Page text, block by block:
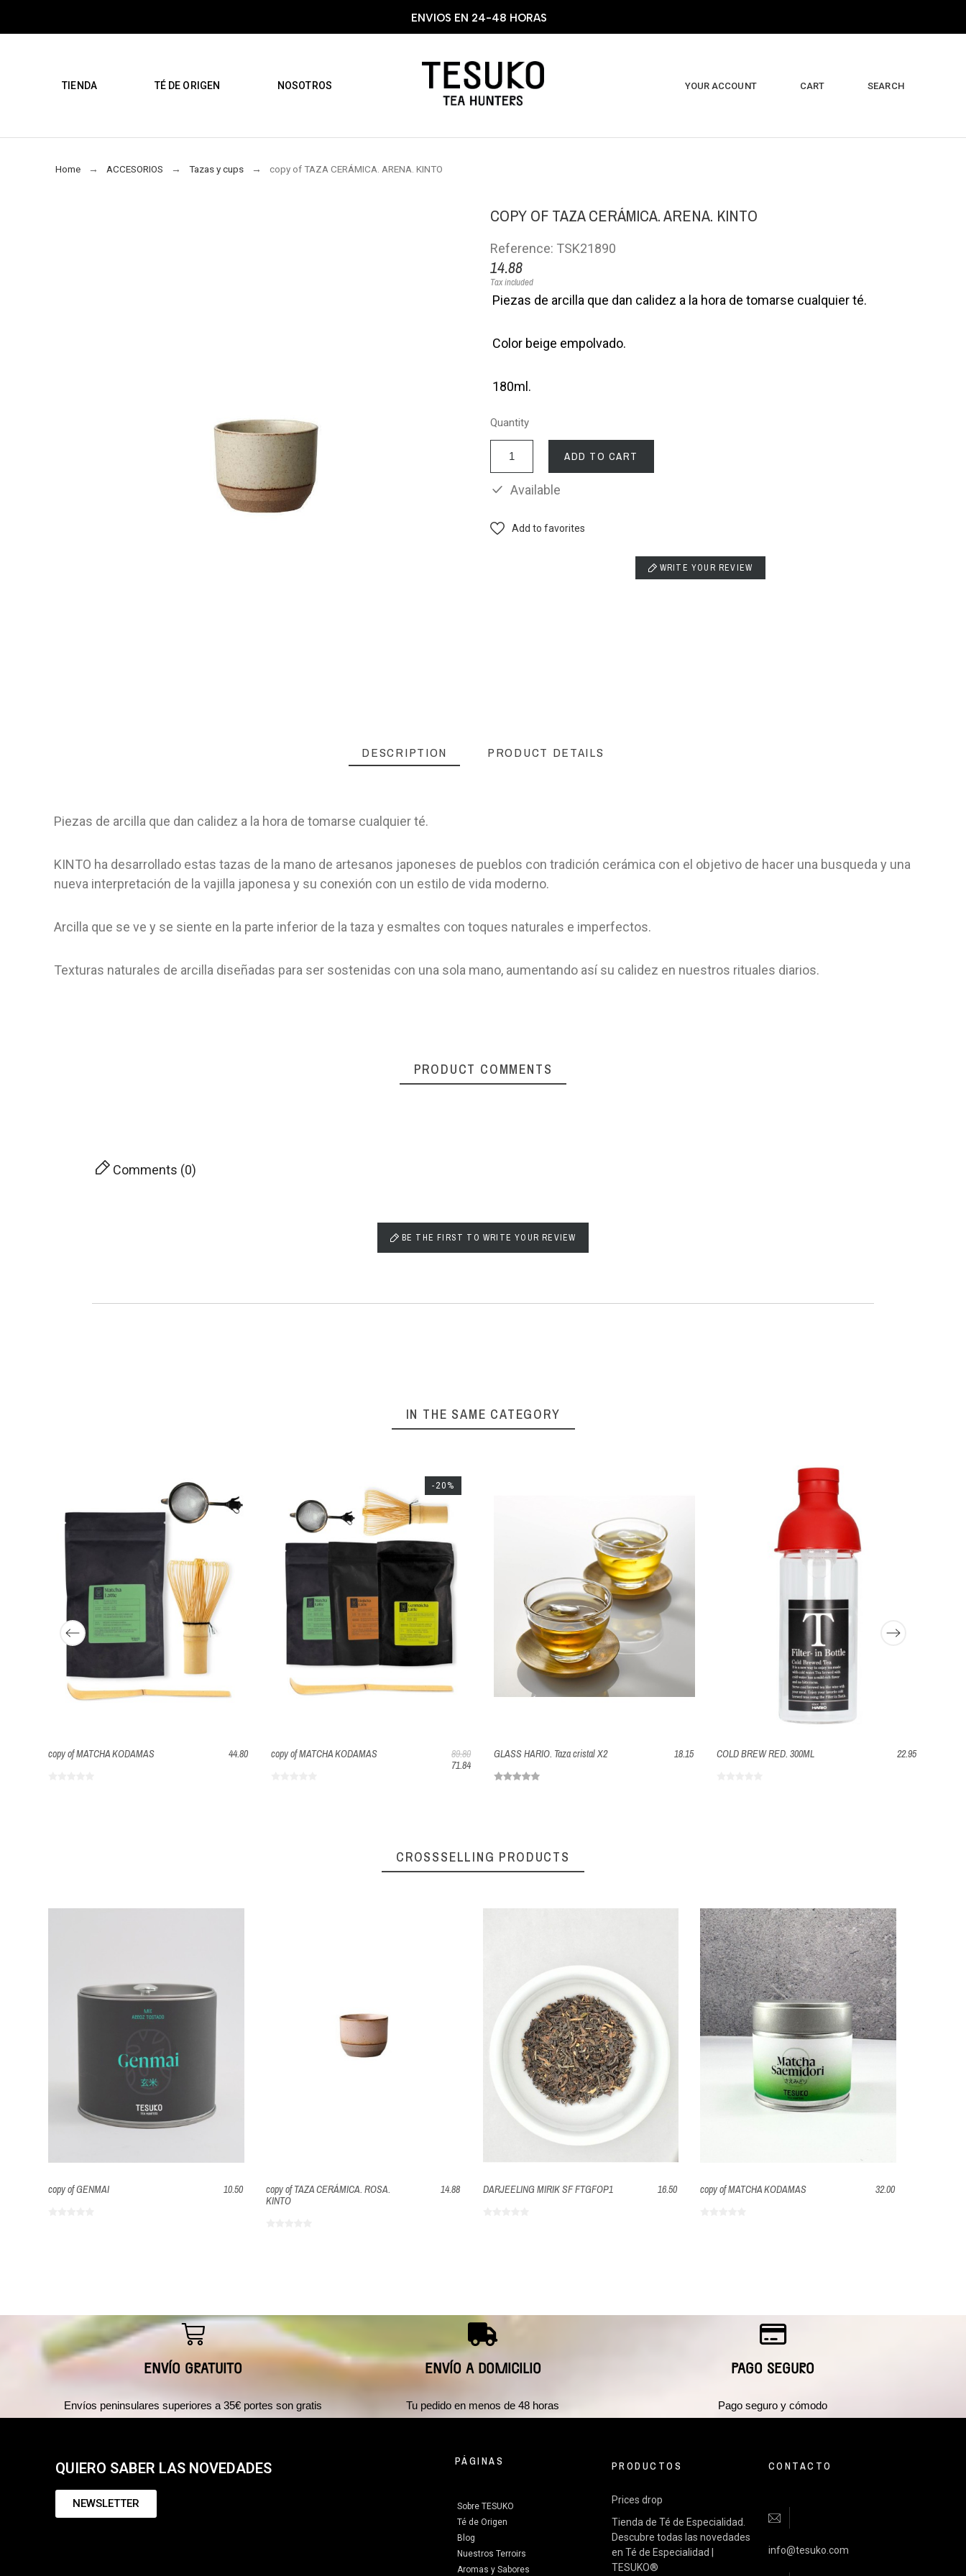
ENVIOS EN 24-48 HORAS
TIENDA TÉ DE ORIGEN NOSOTROS YOUR ACCOUNT CART SEARCH
Home ACCESORIOS Tazas y cups copy of TAZA CERÁMICA. ARENA. KINTO
COPY OF TAZA CERÁMICA. ARENA. KINTO
Reference: TSK21890
14.88
Tax included
Piezas de arcilla que dan calidez a la hora de tomarse cualquier té.
Color beige empolvado.
180ml.
Quantity
ADD TO CART
Available
Add to favorites
WRITE YOUR REVIEW
DESCRIPTION PRODUCT DETAILS
Piezas de arcilla que dan calidez a la hora de tomarse cualquier té.
KINTO ha desarrollado estas tazas de la mano de artesanos japoneses de pueblos con tradición cerámica con el objetivo de hacer una busqueda y una
nueva interpretación de la vajilla japonesa y su conexión con un estilo de vida moderno.
Arcilla que se ve y se siente en la parte inferior de la taza y esmaltes con toques naturales e imperfectos.
Texturas naturales de arcilla diseñadas para ser sostenidas con una sola mano, aumentando así su calidez en nuestros rituales diarios.
PRODUCT COMMENTS
Comments (0)
BE THE FIRST TO WRITE YOUR REVIEW
IN THE SAME CATEGORY
copy of MATCHA KODAMAS 44.80 copy of MATCHA KODAMAS
89.80
71.84
-20%
GLASS HARIO. Taza cristal X2 18.15 COLD BREW RED. 300ML 22.95
CROSSSELLING PRODUCTS
copy of GENMAI 10.50
copy of TAZA CERÁMICA. ROSA.
KINTO
14.88 DARJEELING MIRIK SF FTGFOP1 16.50 copy of MATCHA KODAMAS 32.00
ENVÍO GRATUITO
Envíos peninsulares superiores a 35€ portes son gratis
ENVÍO A DOMICILIO
Tu pedido en menos de 48 horas
PAGO SEGURO
Pago seguro y cómodo
QUIERO SABER LAS NOVEDADES
NEWSLETTER
PÁGINAS
Sobre TESUKO
Té de Origen
Blog
Nuestros Terroirs
Aromas y Sabores
PRODUCTOS
Prices drop
Tienda de Té de Especialidad.
Descubre todas las novedades
en Té de Especialidad |
TESUKO®
CONTACTO
info@tesuko.com